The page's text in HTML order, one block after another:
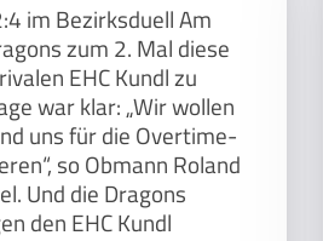
im Bezirksduell Am
zum 2. Mal diese
EHC Kundl zu
war klar: „Wir wollen
uns für die Overtime-
so Obmann Roland
Und die Dragons
den EHC Kundl